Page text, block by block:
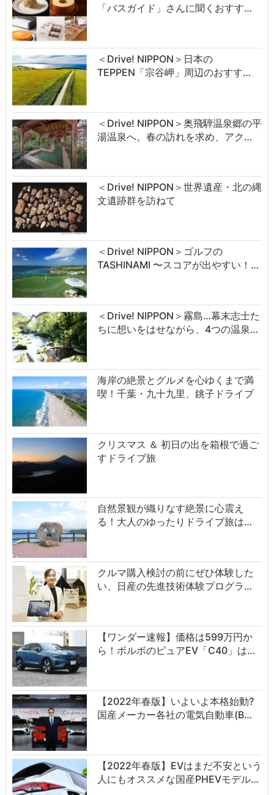
「バスガイド」さんに聞くおすす…
＜Drive! NIPPON＞日本の
TEPPEN「宗谷岬」周辺のおすす…
＜Drive! NIPPON＞奥飛騨温泉郷の平
湯温泉へ。春の訪れを求め、アク…
＜Drive! NIPPON＞世界遺産・北の縄
文遺跡群を訪ねて
＜Drive! NIPPON＞ゴルフの
TASHINAMI 〜スコアが出やすい！…
＜Drive! NIPPON＞霧島…幕末志士た
ちに想いをはせながら、4つの温泉…
海岸の絶景とグルメを心ゆくまで満
喫！千葉・九十九里、銚子ドライブ
クリスマス ＆ 初日の出を箱根で過ご
すドライブ旅
自然景観が織りなす絶景に心震え
る！大人のゆったりドライブ旅は…
クルマ購入検討の前にぜひ体験した
い、日産の先進技術体験プログラ…
【ワンダー速報】価格は599万円か
ら！ボルボのピュアEV「C40」は…
【2022年春版】いよいよ本格始動?
国産メーカー各社の電気自動車(B…
【2022年春版】EVはまだ不安という
人にもオススメな国産PHEVモデル…